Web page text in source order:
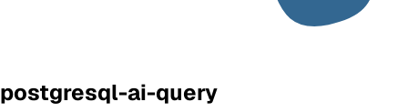
postgresql-ai-query